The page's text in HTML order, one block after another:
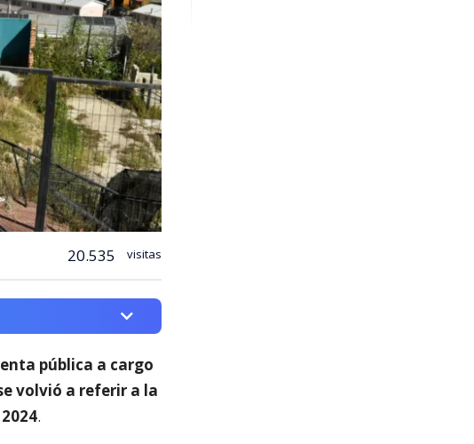
20.535 visitas
pública a cargo
volvió a referir a la
.